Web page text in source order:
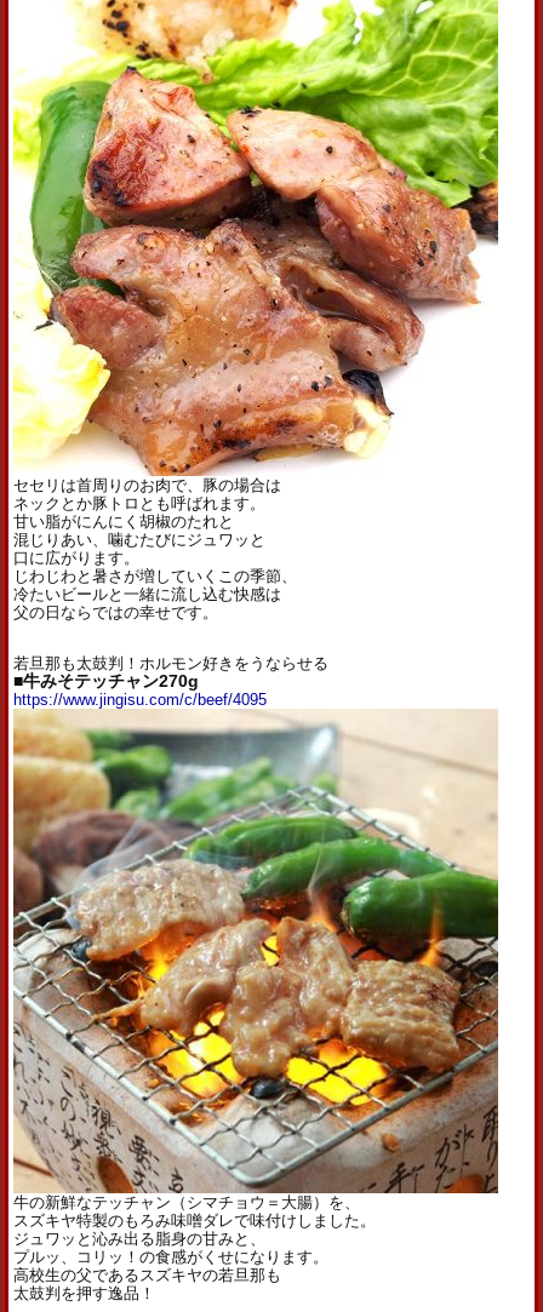
セセリは首周りのお肉で、豚の場合は
ネックとか豚トロとも呼ばれます。
甘い脂がにんにく胡椒のたれと
混じりあい、噛むたびにジュワッと
口に広がります。
じわじわと暑さが増していくこの季節、
冷たいビールと一緒に流し込む快感は
父の日ならではの幸せです。
若旦那も太鼓判！ホルモン好きをうならせる
■牛みそテッチャン270g
https://www.jingisu.com/c/beef/4095
牛の新鮮なテッチャン（シマチョウ＝大腸）を、
スズキヤ特製のもろみ味噌ダレで味付けしました。
ジュワッと沁み出る脂身の甘みと、
プルッ、コリッ！の食感がくせになります。
高校生の父であるスズキヤの若旦那も
太鼓判を押す逸品！